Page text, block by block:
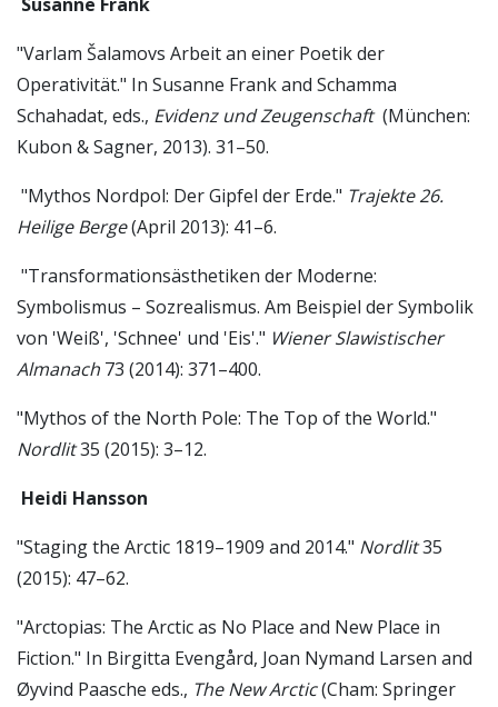
"Varlam Šalamovs Arbeit an einer Poetik der
Operativität." In Susanne Frank and Schamma
Schahadat, eds., Evidenz und Zeugenschaft (München:
Kubon & Sagner, 2013). 31–50.
"Mythos Nordpol: Der Gipfel der Erde." Trajekte 26.
Heilige Berge(April 2013): 41–6.
"Transformationsästhetiken der Moderne:
Symbolismus – Sozrealismus. Am Beispiel der Symbolik
von 'Weiß', 'Schnee' und 'Eis'." Wiener Slawistischer
Almanach 73 (2014): 371–400.
"Mythos of the North Pole: The Top of the World."
Nordlit35 (2015): 3–12.
Heidi Hansson
"Staging the Arctic 1819–1909 and 2014." Nordlit35
(2015): 47–62.
"Arctopias: The Arctic as No Place and New Place in
Fiction." In Birgitta Evengård, Joan Nymand Larsen and
Øyvind Paasche eds., The New Arctic(Cham: Springer